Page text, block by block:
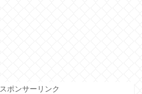
スポンサーリンク